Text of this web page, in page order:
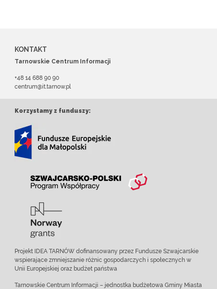
KONTAKT
Tarnowskie Centrum Informacji
+48 14 688 90 90
centrum@it.tarnow.pl
Korzystamy z funduszy:
Projekt IDEA TARNÓW dofinansowany przez Fundusze Szwajcarskie
wspierające zmniejszanie różnic gospodarczych i społecznych w
Unii Europejskiej oraz budżet państwa
Tarnowskie Centrum Informacji – jednostka budżetowa Gminy Miasta